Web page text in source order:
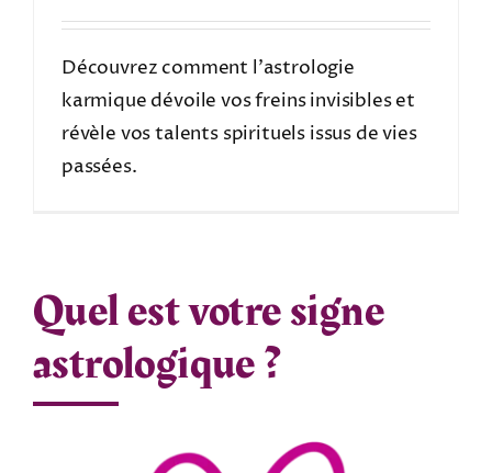
Découvrez comment l’astrologie
karmique dévoile vos freins invisibles et
révèle vos talents spirituels issus de vies
passées.
Quel est votre signe
astrologique ?